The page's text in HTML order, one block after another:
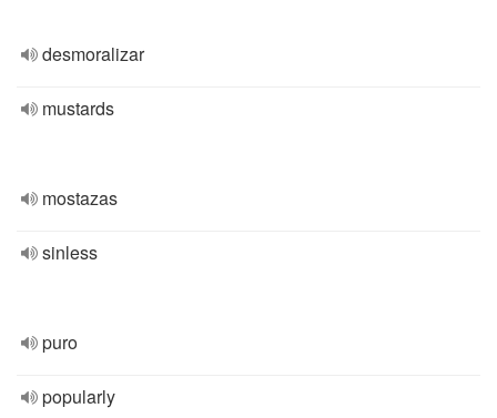
desmoralizar
mustards
mostazas
sinless
puro
popularly